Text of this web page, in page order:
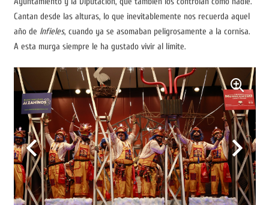
Cantan desde las alturas, lo que inevitablemente nos recuerda aquel
año de Infieles, cuando ya se asomaban peligrosamente a la cornisa.
A esta murga siempre le ha gustado vivir al límite.